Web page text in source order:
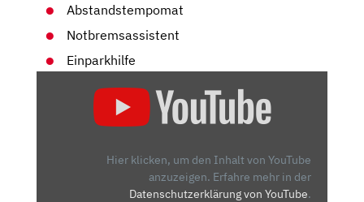
Abstandstempomat
Notbremsassistent
Einparkhilfe
Hier klicken, um den Inhalt von YouTube
anzuzeigen. Erfahre mehr in der
Datenschutzerklärung von YouTube.